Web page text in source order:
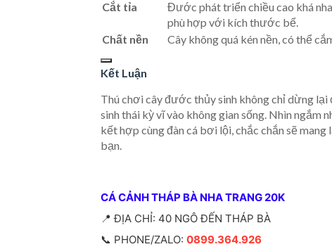
Cắt tỉa
Đước phát triển chiều cao khá
phù hợp với kích thước bể.
Chất nền
Cây không quá kén nền, có thể
Kết Luận
Thú chơi cây đước thủy sinh không chỉ dừng
sinh thái kỳ vĩ vào không gian sống. Nhìn
kết hợp cùng đàn cá bơi lội, chắc chắn sẽ
bạn.
CÁ CẢNH THÁP BÀ NHA TRANG 20K
📍 ĐỊA CHỈ: 40 NGÔ ĐẾN THÁP BÀ
📞 PHONE/ZALO: 0899.364.926